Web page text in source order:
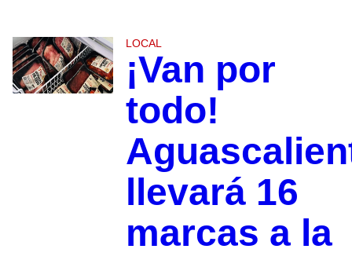
LOCAL
¡Van por
todo!
llevará 16
marcas a la